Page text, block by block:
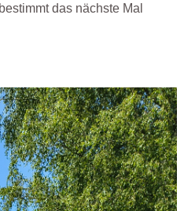
das nächste Mal